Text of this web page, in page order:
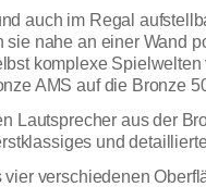
auch im Regal
sie nahe an einer Wand
komplexe
AMS auf die Bronze
Lautsprecher aus der
und
vier verschiedenen